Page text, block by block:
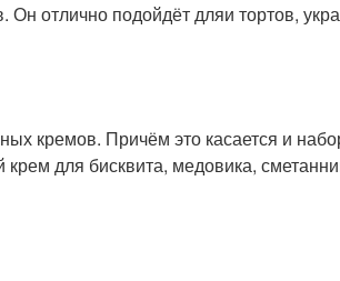
отлично подойдёт дляи тортов,
кремов. Причём это касается и
для бисквита, медовика,